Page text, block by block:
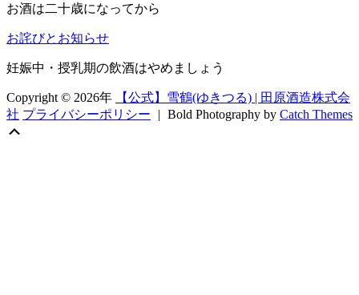
お酒は二十歳になってから
お詫びとお知らせ
妊娠中・授乳期の飲酒はやめましょう
Copyright © 2026年
【公式】雪鶴(ゆきつる) | 田原酒造株式会
社 プライバシーポリシー | Bold Photography by Catch Themes